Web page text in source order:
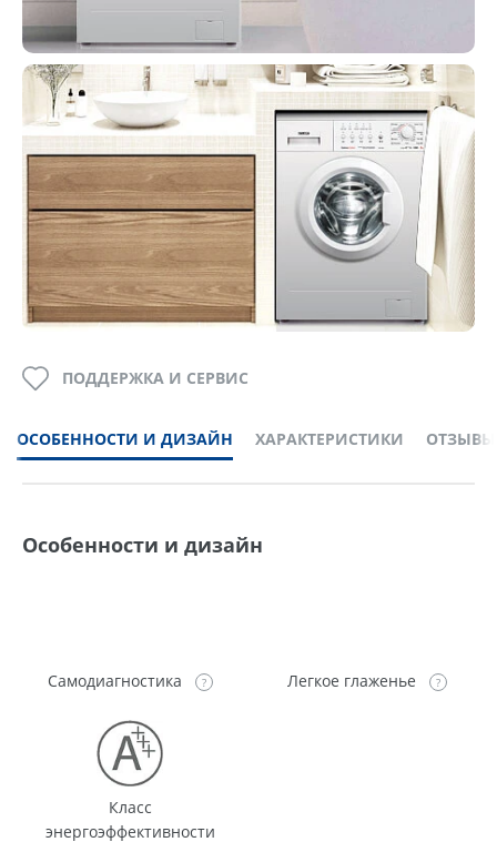
ОСОБЕННОСТИ И ДИЗАЙН ХАРАКТЕРИСТИКИ ОТЗЫВЫ
ПОДДЕРЖКА И СЕРВИС
Особенности и дизайн
Самодиагностика Легкое глаженье
Класс
энергоэффективности